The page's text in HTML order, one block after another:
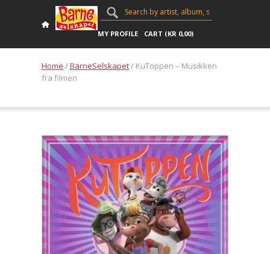
MY PROFILE CART (KR 0,00)
Home /BarneSelskapet/ KuToppen – Musikken
fra filmen